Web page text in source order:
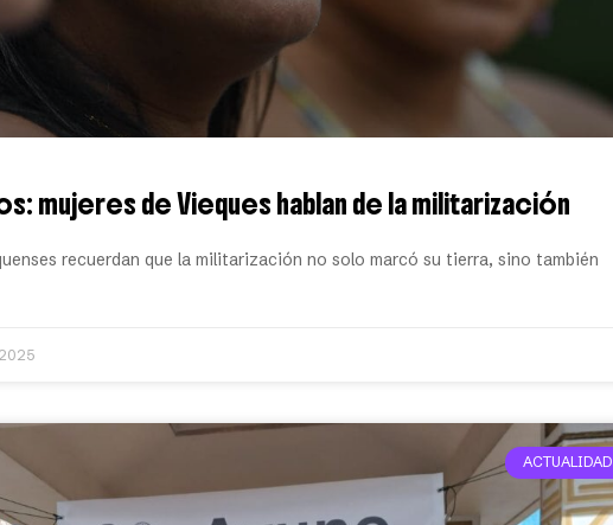
mujeres de Vieques hablan de la militarización
recuerdan que la militarización no solo marcó su tierra, sino también
ACTUALIDAD